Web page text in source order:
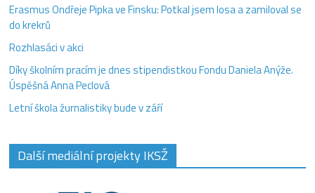
Erasmus Ondřeje Pipka ve Finsku: Potkal jsem losa a zamiloval se
do krekrů
Rozhlasáci v akci
Díky školním pracím je dnes stipendistkou Fondu Daniela Anýže.
Úspěšná Anna Peclová
Letní škola žurnalistiky bude v září
Další mediální projekty IKSŽ